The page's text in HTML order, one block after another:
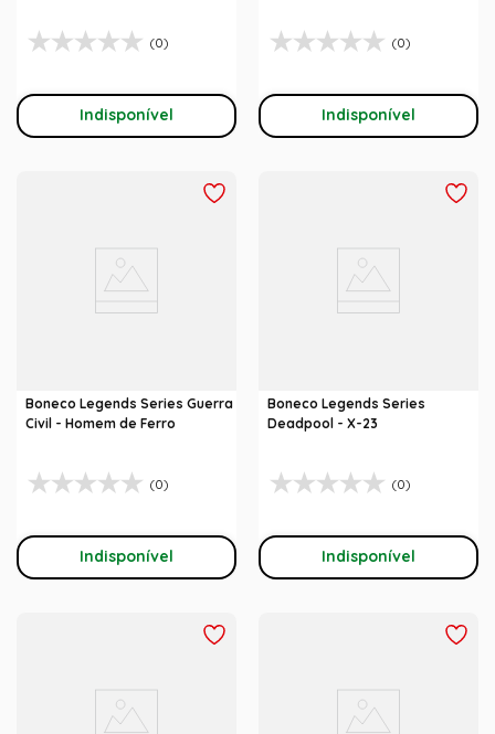
(0)
Indisponível
(0)
Indisponível
Boneco Legends Series Guerra
Civil - Homem de Ferro
(0)
Indisponível
Boneco Legends Series
Deadpool - X-23
(0)
Indisponível